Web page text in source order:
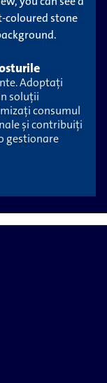
Adoptați
soluții
consumul
și contribuiți
gestionare